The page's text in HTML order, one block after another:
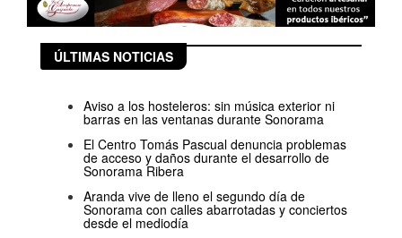
ÚLTIMAS NOTICIAS
Aviso a los hosteleros: sin música exterior ni
barras en las ventanas durante Sonorama
El Centro Tomás Pascual denuncia problemas
de acceso y daños durante el desarrollo de
Sonorama Ribera
Aranda vive de lleno el segundo día de
Sonorama con calles abarrotadas y conciertos
desde el mediodía